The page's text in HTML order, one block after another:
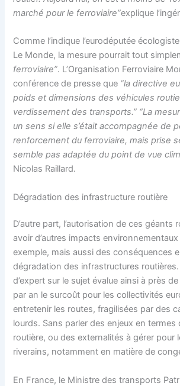
marché pour le ferroviaire”explique
Comme l’indique l’eurodéputée
Le Monde, la mesure pourrait tout
ferroviaire”. L’Organisation Ferroviaire
conférence de presse que “la directive
poids et dimensions des véhicules
verdissement des transports.” “La
un sens si elle s’était accompagnée de
renforcement du ferroviaire, mais prise
semble pas adaptée du point de vue
Nicolas Raillard.
Dégradation des infrastructure routière
D’autre part, l’autorisation de ces géants
avoir d’autres impacts
exemple, mais aussi des conséquences
dégradation des infrastructures
d’expert sur le sujet évalue ainsi à près de
par an le surcoût pour les collectivités
entretenir les routes, fragilisées par des
lourds. Sans parler des enjeux en termes
routière, ou des externalités à gérer pour
riverains, notamment en matière de
En France, le Ministre des transports